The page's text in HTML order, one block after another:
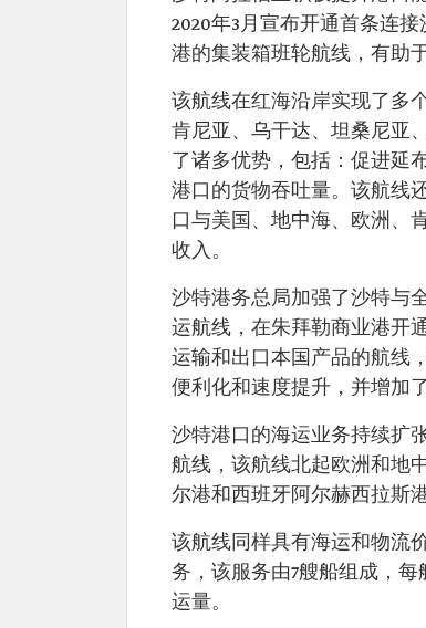
2020年3月宣布开通首条连
港的集装箱班轮航线，有助
该航线在红海沿岸实现了多
肯尼亚、乌干达、坦桑尼亚
了诸多优势，包括：促进延
港口的货物吞吐量。该航线
口与美国、地中海、欧洲、
收入。
沙特港务总局加强了沙特与
运航线，在朱拜勒商业港开
运输和出口本国产品的航线
便利化和速度提升，并增加
沙特港口的海运业务持续扩
航线，该航线北起欧洲和地
尔港和西班牙阿尔赫西拉斯
该航线同样具有海运和物流
务，该服务由7艘船组成，
运量。